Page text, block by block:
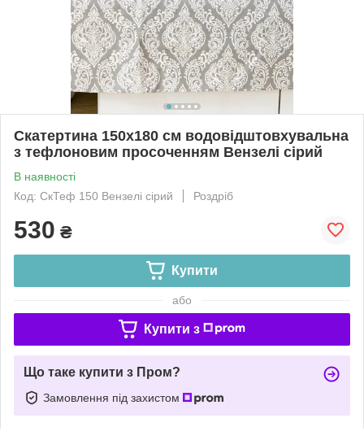
Скатертина 150х180 см водовідштовхувальна
з тефлоновим просоченням Вензелі сірий
В наявності
Код: СкТеф 150 Вензелі сірий
Роздріб
530 ₴
Купити
або
Купити з
Що таке купити з Пром?
Замовлення під захистом